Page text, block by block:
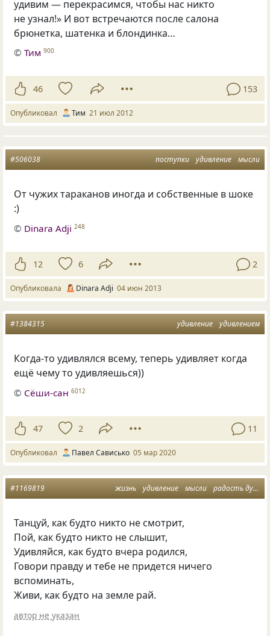
удивим — перекрасимся, чтобы нас никто
не узнал!» И вот встречаются после салона
брюнетка, шатенка и блондинка…
©Тим 900
46 153
Опубликовал Тим 21 июл 2012
поступки удивление мысли
#506038
От чужих тараканов иногда и собственные в шоке
:)
© Dinara Adji 248
12 6 2
Опубликовала Dinara Adji 04 июн 2013
удивление удивлением
#1384315
Когда-то удивлялся всему, теперь удивляет когда
ещё чему то удивляешься))
© Сёши-сан 6012
47 2 11
Опубликовал Павел Сависько 05 мар 2020
жизнь удивление мысли радость души
#1169819
Танцуй, как будто никто не смотрит,
Пой, как будто никто не слышит,
Удивляйся, как будто вчера родился,
Говори правду и тебе не придется ничего
вспоминать,
Живи, как будто на земле рай.
автор не указан